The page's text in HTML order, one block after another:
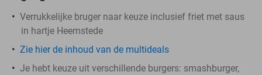
Verrukkelijke bruger naar keuze inclusief friet met saus
in hartje Heemstede
Zie hier de inhoud van de multideals
Je hebt keuze uit verschillende burgers: smashburger,